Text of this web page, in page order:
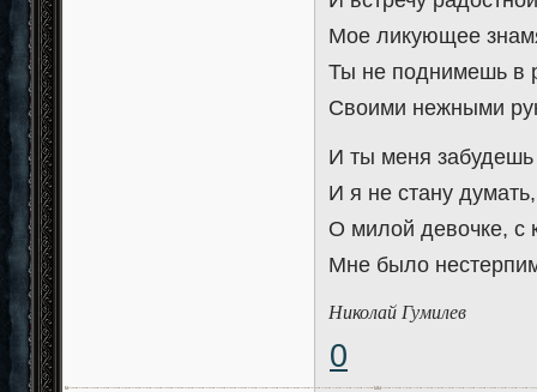
Мое ликующее
Ты не поднимешь в
Своими нежными
И ты меня забудешь
И я не стану
О милой девочке, с
Мне было
Николай Гумилев
0